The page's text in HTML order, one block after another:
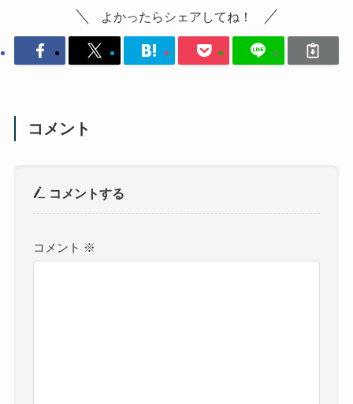
よかったらシェアしてね！
コメント
コメントする
コメント ※